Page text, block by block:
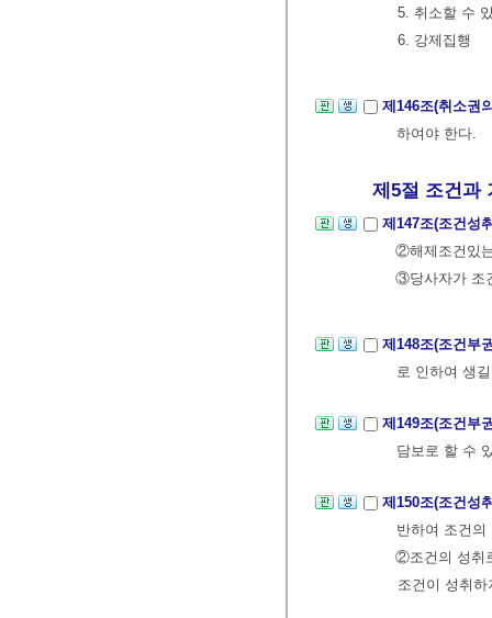
5. 취소할 수
6. 강제집행
제146조(취소권
하여야 한다.
제5절 조건과
제147조(조건성
②해제조건있
③당사자가 조
제148조(조건부
로 인하여 생
제149조(조건부
담보로 할 수
제150조(조건성
반하여 조건
②조건의 성취
조건이 성취